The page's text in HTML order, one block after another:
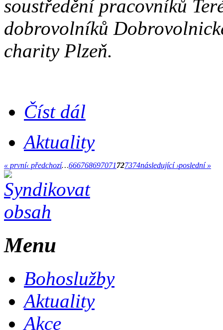
soustředění pracovníků
dobrovolníků
charity Plzeň.
Číst dál
Aktuality
« první‹ předchozí…666768697071727374následující ›poslední »
Menu
Bohoslužby
Aktuality
Akce